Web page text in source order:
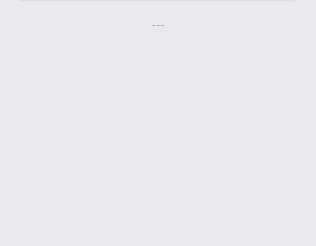
---